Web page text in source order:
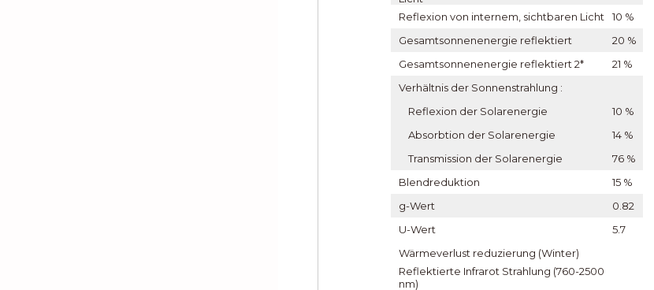
Reflexion von internem, sichtbaren Licht
10 %
Gesamtsonnenenergie reflektiert
20 %
Gesamtsonnenenergie reflektiert 2*
21 %
Verhältnis der Sonnenstrahlung :
Reflexion der Solarenergie
10 %
Absorbtion der Solarenergie
14 %
Transmission der Solarenergie
76 %
Blendreduktion
15 %
g-Wert
0.82
U-Wert
5.7
Wärmeverlust reduzierung (Winter)
Reflektierte Infrarot Strahlung (760-2500
nm)